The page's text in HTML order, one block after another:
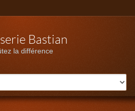
Bastian
la différence